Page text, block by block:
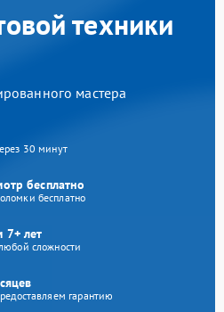
техники
мастера
30 минут
бесплатно
бесплатно
7+ лет
сложности
гарантию